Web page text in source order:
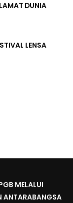
DUNIA
LENSA
MELALUI
ANTARABANGSA